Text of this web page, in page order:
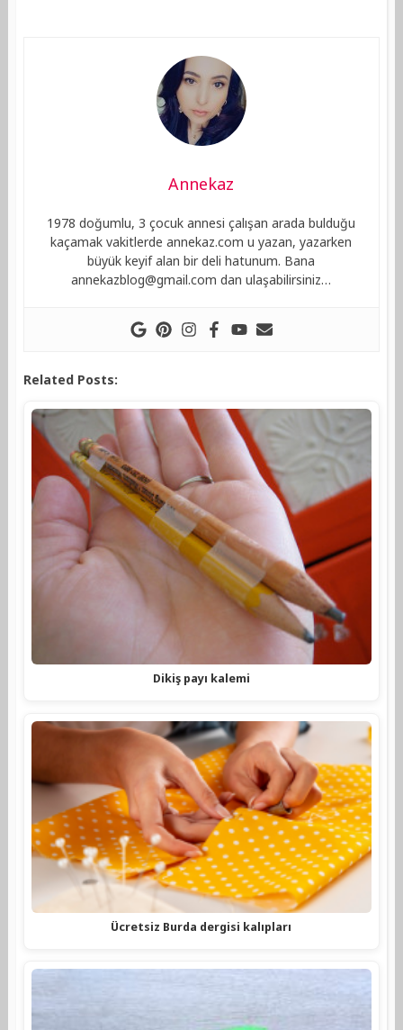
Annekaz
1978 doğumlu, 3 çocuk annesi çalışan arada bulduğu
kaçamak vakitlerde annekaz.com u yazan, yazarken
büyük keyif alan bir deli hatunum. Bana
annekazblog@gmail.com dan ulaşabilirsiniz…
Related Posts:
Dikiş payı kalemi
Ücretsiz Burda dergisi kalıpları